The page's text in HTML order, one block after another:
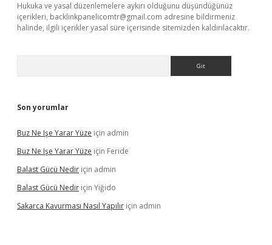
Hukuka ve yasal düzenlemelere aykırı olduğunu düşündüğünüz
içerikleri, backlinkpanelicomtr@gmail.com adresine bildirmeniz
halinde, ilgili içerikler yasal süre içerisinde sitemizden kaldırılacaktır.
Son yorumlar
Buz Ne Işe Yarar Yüze için admin
Buz Ne Işe Yarar Yüze için Feride
Balast Gücü Nedir için admin
Balast Gücü Nedir için Yiğido
Sakarca Kavurması Nasıl Yapılır için admin